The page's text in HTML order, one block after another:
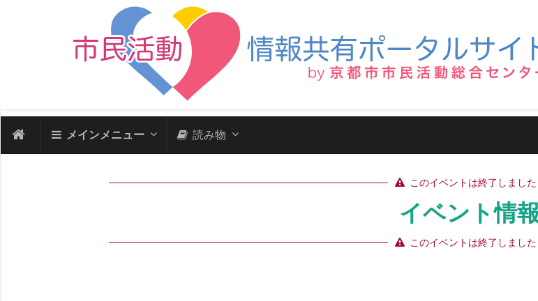
メインメニュー 読み物
このイベントは終了しました
イベント情報
このイベントは終了しました